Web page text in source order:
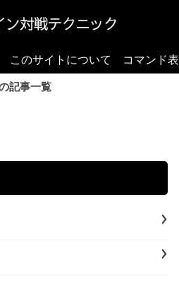
このサイトについて コマンド
記事一覧